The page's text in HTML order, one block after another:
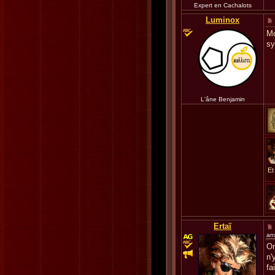
Expert en Cachalots
Luminox
L'âne Benjamin
Ertaï